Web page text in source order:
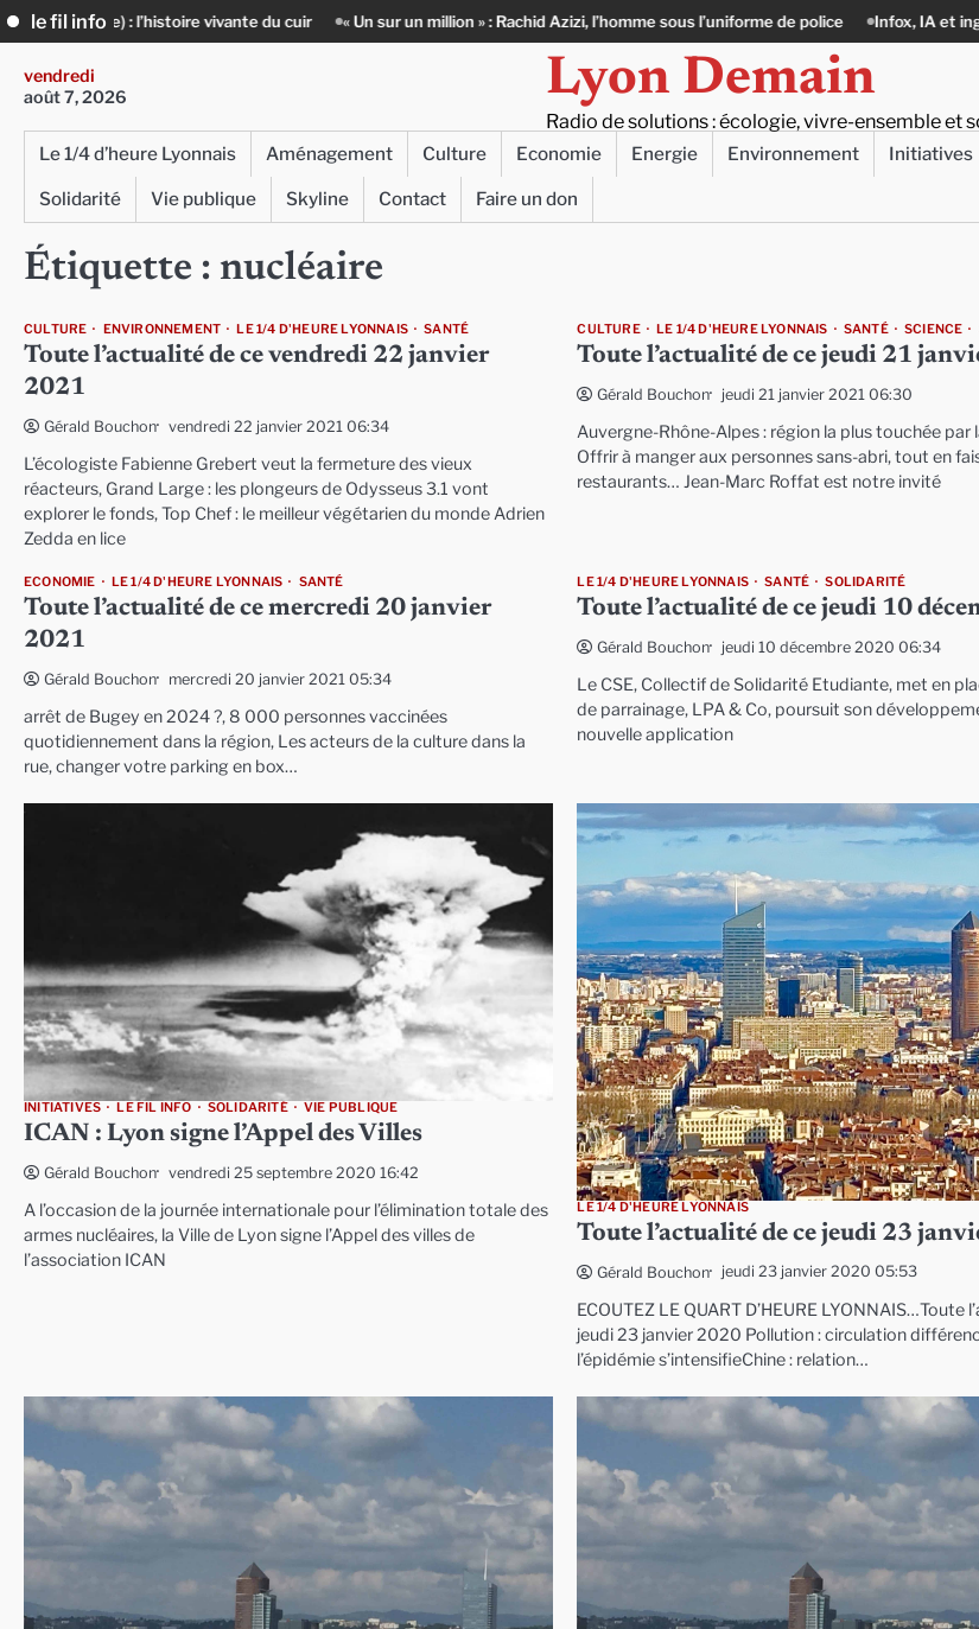
Skip
to
content
le fil infovivante du cuir « Un sur un million » : Rachid Azizi, l’homme sous l’uniforme de police Infox, IA et ingérences : le
vendredi
août 7, 2026
Lyon Demain
Radio de solutions : écologie, vivre-ensemble et
Le 1/4 d’heure Lyonnais Aménagement Culture Economie Energie Environnement Initiatives
Solidarité
Vie publique Skyline Contact Faire un don
Étiquette : nucléaire
CULTURE ENVIRONNEMENT LE 1/4 D'HEURE LYONNAIS SANTÉ
Toute l’actualité de ce vendredi 22 janvier
2021
Gérald Bouchon vendredi 22 janvier 2021 06:34
L’écologiste Fabienne Grebert veut la fermeture des vieux
réacteurs, Grand Large : les plongeurs de Odysseus 3.1 vont
explorer le fonds, Top Chef : le meilleur végétarien du monde Adrien
Zedda en lice
CULTURE LE 1/4 D'HEURE LYONNAIS SANTÉ SCIENCE
Toute l’actualité de ce jeudi 21
Gérald Bouchon jeudi 21 janvier 2021 06:30
Auvergne-Rhône-Alpes : région la plus touchée par
Offrir à manger aux personnes sans-abri, tout en
restaurants… Jean-Marc Roffat est notre invité
ECONOMIE LE 1/4 D'HEURE LYONNAIS SANTÉ
Toute l’actualité de ce mercredi 20 janvier
2021
Gérald Bouchon mercredi 20 janvier 2021 05:34
arrêt de Bugey en 2024 ?, 8 000 personnes vaccinées
quotidiennement dans la région, Les acteurs de la culture dans la
rue, changer votre parking en box…
LE 1/4 D'HEURE LYONNAIS SANTÉ SOLIDARITÉ
Toute l’actualité de ce jeudi 10
Gérald Bouchon jeudi 10 décembre 2020 06:34
Le CSE, Collectif de Solidarité Etudiante, met en
de parrainage, LPA & Co, poursuit son
nouvelle application
INITIATIVES LE FIL INFO SOLIDARITÉ VIE PUBLIQUE
ICAN : Lyon signe l’Appel des Villes
Gérald Bouchon vendredi 25 septembre 2020 16:42
A l’occasion de la journée internationale pour l’élimination totale des
armes nucléaires, la Ville de Lyon signe l’Appel des villes de
l’association ICAN
LE 1/4 D'HEURE LYONNAIS
Toute l’actualité de ce jeudi 23
Gérald Bouchon jeudi 23 janvier 2020 05:53
ECOUTEZ LE QUART D’HEURE LYONNAIS…Toute
jeudi 23 janvier 2020 Pollution : circulation
l’épidémie s’intensifieChine : relation…